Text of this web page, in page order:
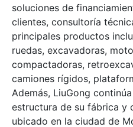
soluciones de
clientes, consultoría
principales productos
ruedas, excavadoras,
compactadoras,
camiones rígidos,
Además, LiuGong
estructura de su fábrica y
ubicado en la ciudad de